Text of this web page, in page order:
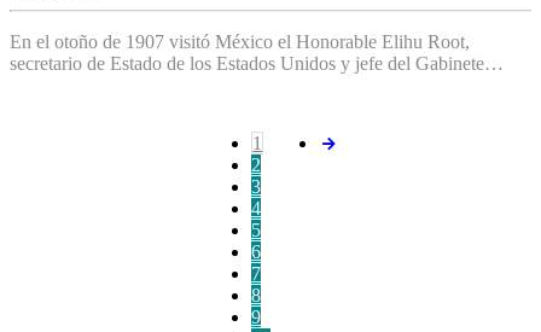
En el otoño de 1907 visitó México el Honorable Elihu Root,
secretario de Estado de los Estados Unidos y jefe del Gabinete…
1
2
3
4
5
6
7
8
9